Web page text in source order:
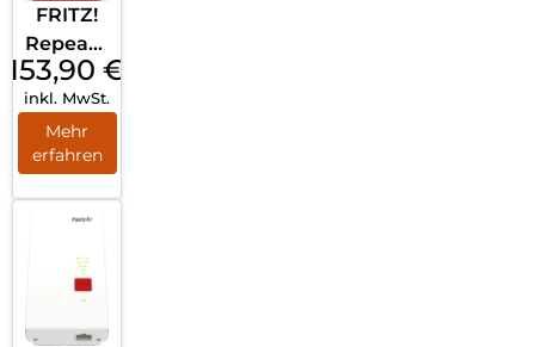
FRITZ!
Repeate
r 1610
Outdoor
Weiß
153,90 €
inkl. MwSt.
Mehr
erfahren